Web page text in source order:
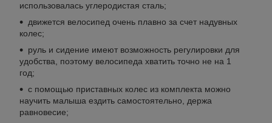
использовалась углеродистая сталь;
движется велосипед очень плавно за счет надувных
колес;
руль и сидение имеют возможность регулировки для
удобства, поэтому велосипеда хватить точно не на 1
год;
с помощью приставных колес из комплекта можно
научить малыша ездить самостоятельно, держа
равновесие;